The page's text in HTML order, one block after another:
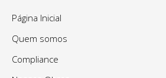
Página Inicial
Quem somos
Compliance